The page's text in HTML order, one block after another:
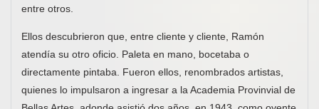
entre otros.
Ellos descubrieron que, entre cliente y cliente, Ramón
atendía su otro oficio. Paleta en mano, bocetaba o
directamente pintaba. Fueron ellos, renombrados artistas,
quienes lo impulsaron a ingresar a la Academia Provinvial de